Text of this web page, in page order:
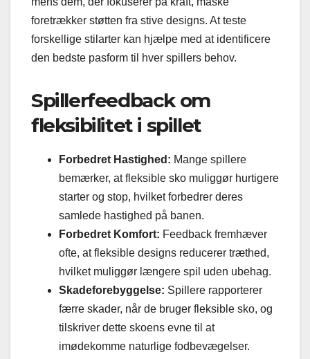
foretrækker støtten fra stive designs. At teste
forskellige stilarter kan hjælpe med at identificere
den bedste pasform til hver spillers behov.
Spillerfeedback om
fleksibilitet i spillet
Forbedret Hastighed: Mange spillere
bemærker, at fleksible sko muliggør hurtigere
starter og stop, hvilket forbedrer deres
samlede hastighed på banen.
Forbedret Komfort: Feedback fremhæver
ofte, at fleksible designs reducerer træthed,
hvilket muliggør længere spil uden ubehag.
Skadeforebyggelse: Spillere rapporterer
færre skader, når de bruger fleksible sko, og
tilskriver dette skoens evne til at
imødekomme naturlige fodbevægelser.